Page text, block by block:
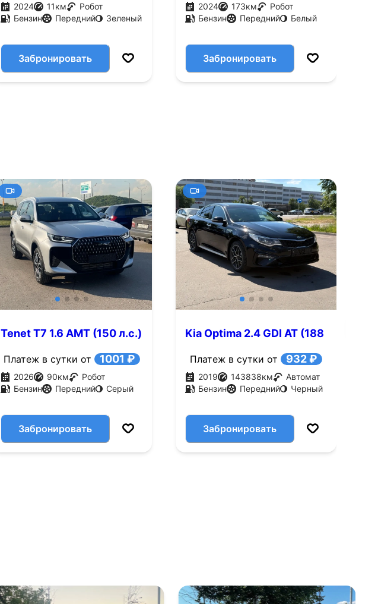
2024 11км
Робот
Бензин
Передний Зеленый
Забронировать
2024 173км
Робот
Бензин
Передний Белый
Забронировать
+14
Смотреть все фото
Tenet T7 1.6 AMT (150 л.с.)
Платеж в сутки от 1001 ₽
2026 90км
Робот
Бензин
Передний Серый
Забронировать
Kia Optima 2.4 GDI AT (188
Платеж в сутки от 932 ₽
2019 143838км
Автомат
Бензин
Передний Черный
Забронировать